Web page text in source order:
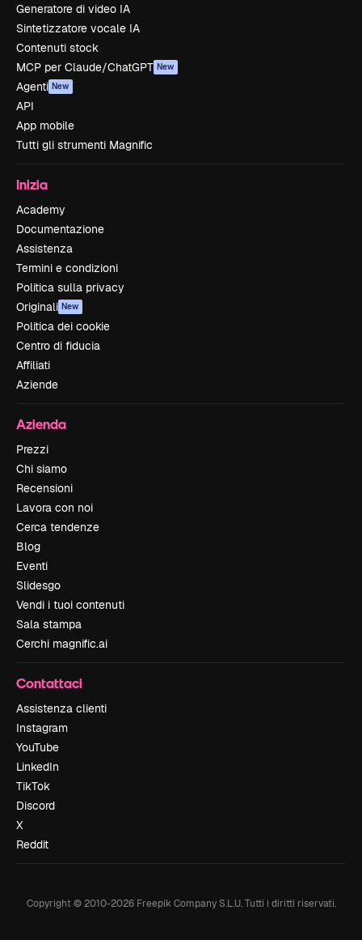
Generatore di video IA
Sintetizzatore vocale IA
Contenuti stock
MCP per Claude/ChatGPT New
Agenti New
API
App mobile
Tutti gli strumenti Magnific
Inizia
Academy
Documentazione
Assistenza
Termini e condizioni
Politica sulla privacy
Originali New
Politica dei cookie
Centro di fiducia
Affiliati
Aziende
Azienda
Prezzi
Chi siamo
Recensioni
Lavora con noi
Cerca tendenze
Blog
Eventi
Slidesgo
Vendi i tuoi contenuti
Sala stampa
Cerchi magnific.ai
Contattaci
Assistenza clienti
Instagram
YouTube
LinkedIn
TikTok
Discord
X
Reddit
Copyright © 2010-2026Freepik Company S.L.U. Tutti i diritti riservati.